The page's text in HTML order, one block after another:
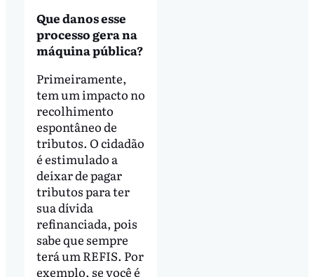
Que danos esse
processo gera na
máquina pública?
Primeiramente,
tem um impacto no
recolhimento
espontâneo de
tributos. O cidadão
é estimulado a
deixar de pagar
tributos para ter
sua dívida
refinanciada, pois
sabe que sempre
terá um REFIS. Por
exemplo, se você é